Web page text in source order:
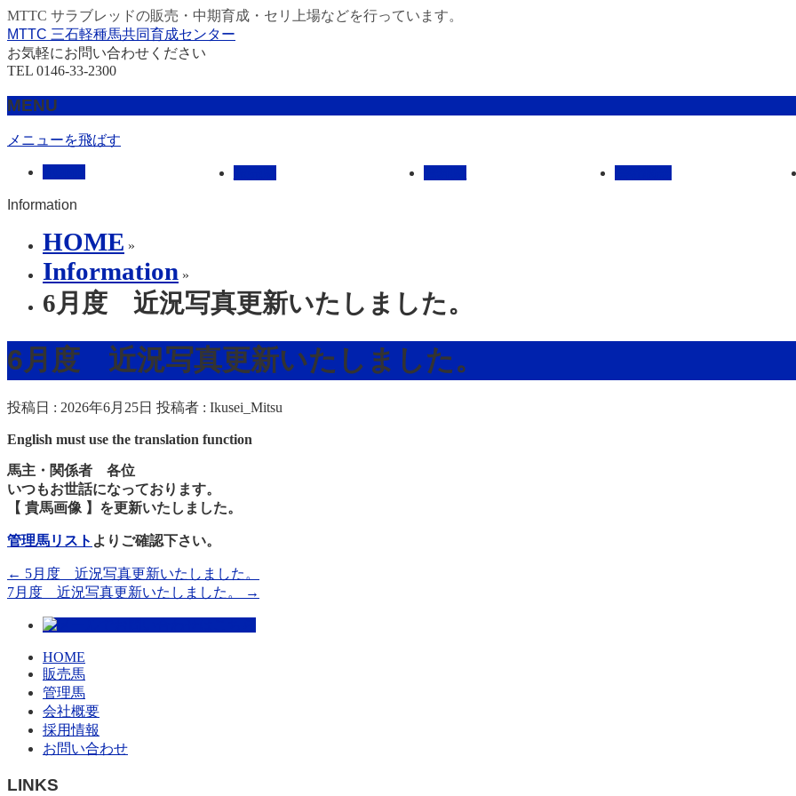
MTTC サラブレッドの販売・中期育成・セリ上場などを行っています。
MTTC 三石軽種馬共同育成センター
お気軽にお問い合わせください
TEL 0146-33-2300
MENU
メニューを飛ばす
Information
HOME »
Information »
6月度 近況写真更新いたしました。
6月度 近況写真更新いたしました。
投稿日 : 2026年6月25日 投稿者 : Ikusei_Mitsu
English must use the translation function
馬主・関係者 各位
いつもお世話になっております。
【 貴馬画像 】を更新いたしました。
管理馬リスト よりご確認下さい。
← 5月度 近況写真更新いたしました。
7月度 近況写真更新いたしました。
→
HOME
販売馬
管理馬
会社概要
採用情報
お問い合わせ
LINKS